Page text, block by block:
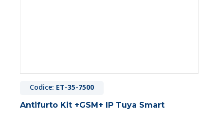
Codice: ET-35-7500
Antifurto Kit +GSM+ IP Tuya Smart